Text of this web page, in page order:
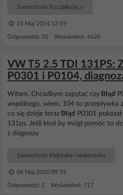
Samochody Początkujący
14 Maj 2014 12:59
Odpowiedzi: 10 Wyświetleń: 4626
VW T5 2.5 TDI 131PS:
P0301 i P0104,
Witam. Chciałbym zapytać czy Błąd
wspólnego, wiem, 104 to przepływka
co się dzieje teraz Błąd P0301
131ps. Jeśli ktoś by mógł pomóc to
z diagnozy
Samochody Elektryka i elektronika
06 Maj 2020 09:19
Odpowiedzi: 1 Wyświetleń: 717